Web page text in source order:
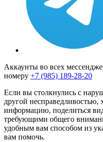
Аккаунты во всех
номеру +7 (985) 189-28-20
Если вы столкнулись с
другой
информацию, поделиться
требующими общего
удобным вам способом из
вам помочь.